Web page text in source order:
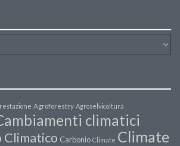
Agroforestry Agroselvicoltura
climatici
Climatico Carbonio Climate Climate